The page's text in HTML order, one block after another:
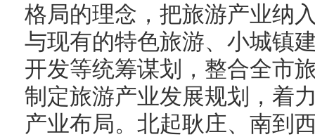
格局的理念，把旅游产业纳
与现有的特色旅游、小城镇
开发等统筹谋划，整合全市
制定旅游产业发展规划，着
产业布局。北起耿庄、南到